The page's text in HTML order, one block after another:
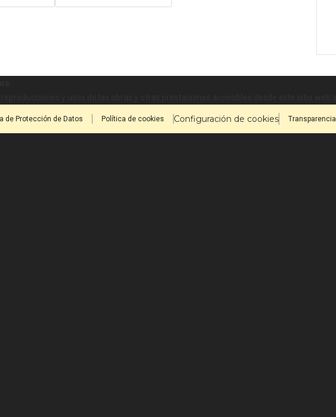
de Protección de Datos Política de cookies Configuración de cookies Transparencia